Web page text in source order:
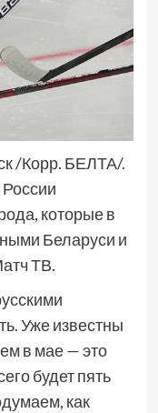
/Корр. БЕЛТА/.
которые в
Беларуси и
ТВ.
Уже известны
в мае — это
будет пять
как